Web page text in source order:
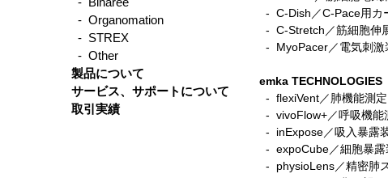
- Organomation
- STREX
- Other
製品について
サービス、サポートについて
取引実績
- C-Dish／C-Pace用カ
- C-Stretch／筋細胞伸
​ - MyoPacer／電気刺激
emka TECHNOLOGIES
- flexiVent／肺機能測定
- vivoFlow+／呼吸機能
- inExpose／吸入暴露
- expoCube／細胞暴露
- physioLens／精密肺